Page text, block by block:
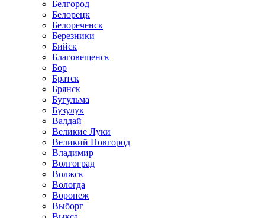
Белгород
Белорецк
Белореченск
Березники
Бийск
Благовещенск
Бор
Братск
Брянск
Бугульма
Бузулук
Валдай
Великие Луки
Великий Новгород
Владимир
Волгоград
Волжск
Вологда
Воронеж
Выборг